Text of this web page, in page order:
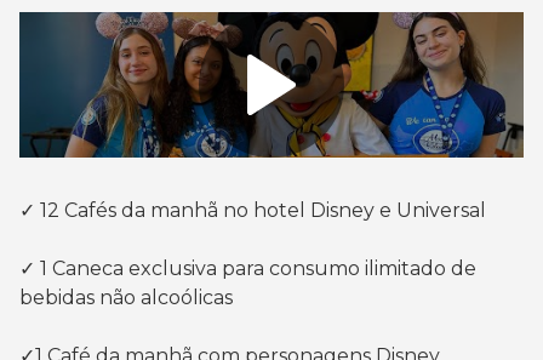
✓ 12 Cafés da manhã no hotel Disney e Universal
✓ 1 Caneca exclusiva para consumo ilimitado de
bebidas não alcoólicas